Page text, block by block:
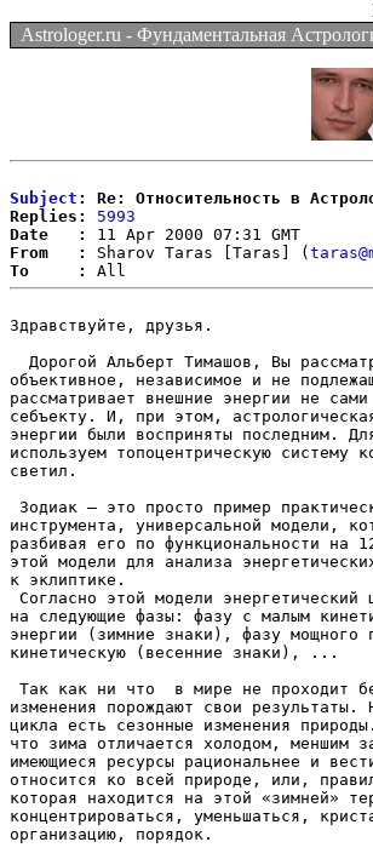
Astrologer.ru - Фундаментальная
Subject : Re: Относительность в
Replies:
5993
Date   :
From   :
Sharov Taras [Taras] (
To     :
Здравствуйте, друзья.
Дорогой Альберт Тимашов, Вы
объективное, независимое и не
рассматривает внешние энергии не
себъекту. И, при этом,
энергии были восприняты последним.
используем топоцентрическую систему
светил.
Зодиак – это просто пример
инструмента, универсальной модели,
разбивая его по функциональности на
этой модели для анализа
к эклиптике.
Согласно этой модели
на следующие фазы: фазу с малым
энергии (зимние знаки), фазу мощного
кинетическую (весенние знаки), ...
Так как ни что  в мире не проходит
изменения порождают свои результаты.
цикла есть сезонные изменения
что зима отличается холодом, меншим
имеющиеся ресурсы рациональнее и
относится ко всей природе, или,
которая находится на этой «зимней»
концентрироваться, уменьшаться,
организацию, порядок.